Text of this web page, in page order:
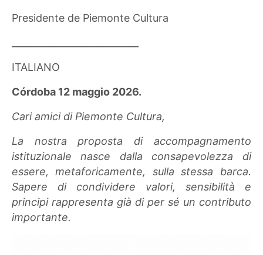
Presidente de Piemonte Cultura
ITALIANO
Córdoba 12 maggio 2026.
Cari amici di Piemonte Cultura,
La nostra proposta di accompagnamento
istituzionale nasce dalla consapevolezza di
essere, metaforicamente, sulla stessa barca.
Sapere di condividere valori, sensibilità e
principi rappresenta già di per sé un contributo
importante.